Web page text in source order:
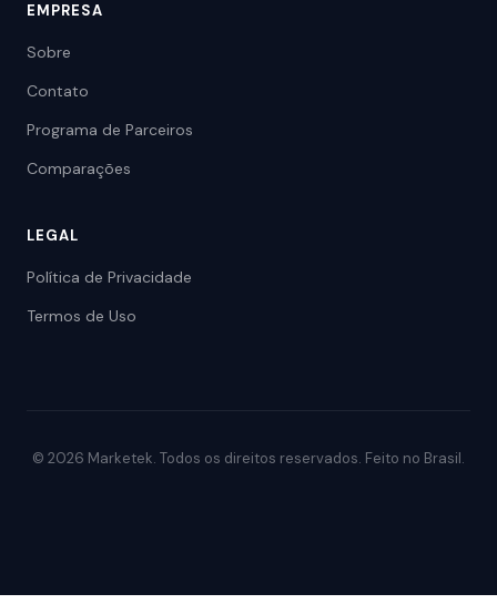
EMPRESA
Sobre
Contato
Programa de Parceiros
Comparações
LEGAL
Política de Privacidade
Termos de Uso
© 2026 Marketek. Todos os direitos reservados. Feito no Brasil.